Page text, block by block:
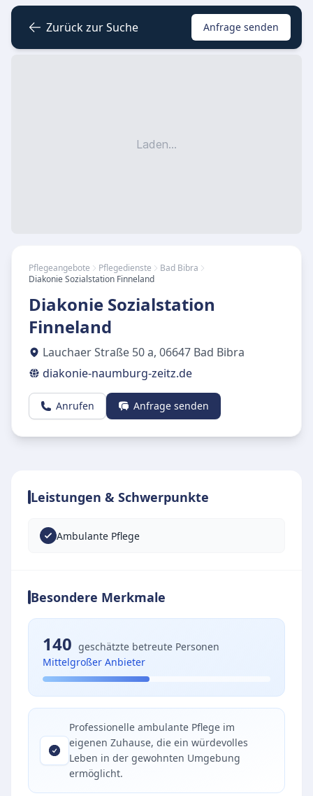
Zurück zur Suche Anfrage senden
Laden...
Pflegeangebote Pflegedienste
Bad Bibra
Diakonie Sozialstation Finneland
Diakonie Sozialstation
Finneland
Lauchaer Straße 50 a, 06647 Bad Bibra
diakonie-naumburg-zeitz.de
Anrufen Anfrage senden
Leistungen & Schwerpunkte
Ambulante Pflege
Besondere Merkmale
140 geschätzte betreute Personen
Mittelgroßer Anbieter
Professionelle ambulante Pflege im
eigenen Zuhause, die ein würdevolles
Leben in der gewohnten Umgebung
ermöglicht.